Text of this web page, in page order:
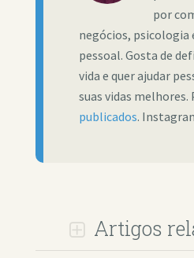
por
negócios, psicologia
pessoal. Gosta de
vida e quer ajudar
suas vidas melhores.
publicados.
Artigos